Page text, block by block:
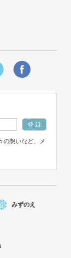
の想いなど、メ
みずのえ